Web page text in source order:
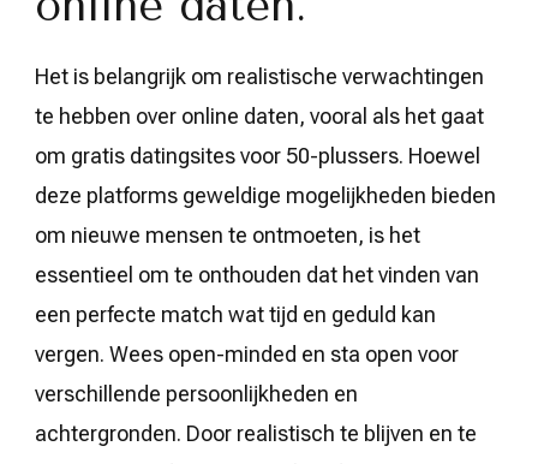
Het is belangrijk om realistische verwachtingen
te hebben over online daten, vooral als het gaat
om gratis datingsites voor 50-plussers. Hoewel
deze platforms geweldige mogelijkheden bieden
om nieuwe mensen te ontmoeten, is het
essentieel om te onthouden dat het vinden van
een perfecte match wat tijd en geduld kan
vergen. Wees open-minded en sta open voor
verschillende persoonlijkheden en
achtergronden. Door realistisch te blijven en te